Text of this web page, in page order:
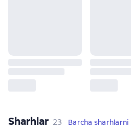
Sharhlar 23 sharhlar
23 Barcha sharhlarni